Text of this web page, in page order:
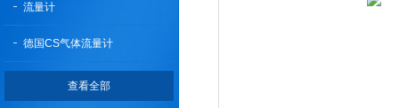
流量计
德国CS气体流量计
查看全部